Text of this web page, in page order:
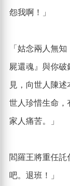
怨我啊！」
「姑念兩人無
屍還魂』與你
見，向世人陳
世人珍惜生命，
家人痛苦。」
閻羅王將重任
吧。退班！」